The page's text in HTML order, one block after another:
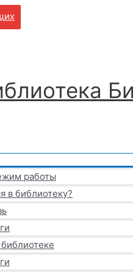
работы
в библиотеку?